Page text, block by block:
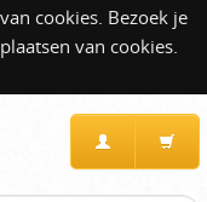
cookies. Bezoek je
van cookies.